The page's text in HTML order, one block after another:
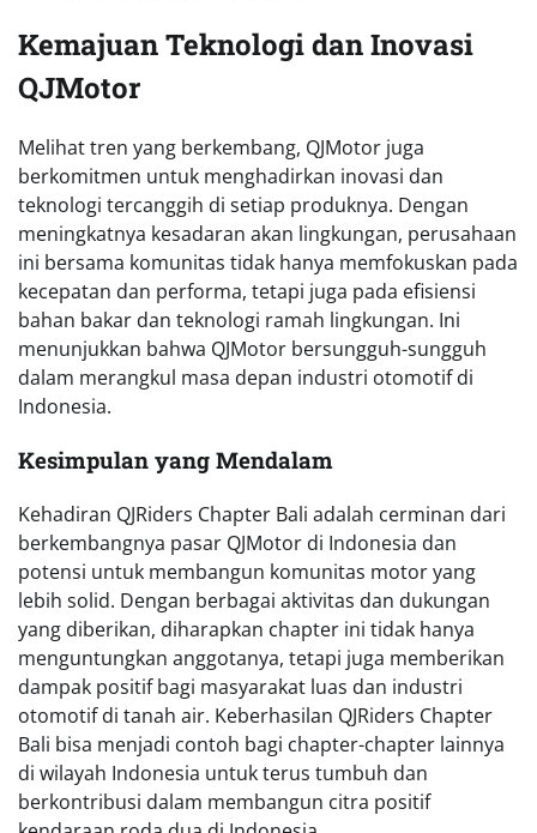
Kemajuan Teknologi dan Inovasi
QJMotor
Melihat tren yang berkembang, QJMotor juga
berkomitmen untuk menghadirkan inovasi dan
teknologi tercanggih di setiap produknya. Dengan
meningkatnya kesadaran akan lingkungan, perusahaan
ini bersama komunitas tidak hanya memfokuskan pada
kecepatan dan performa, tetapi juga pada efisiensi
bahan bakar dan teknologi ramah lingkungan. Ini
menunjukkan bahwa QJMotor bersungguh-sungguh
dalam merangkul masa depan industri otomotif di
Indonesia.
Kesimpulan yang Mendalam
Kehadiran QJRiders Chapter Bali adalah cerminan dari
berkembangnya pasar QJMotor di Indonesia dan
potensi untuk membangun komunitas motor yang
lebih solid. Dengan berbagai aktivitas dan dukungan
yang diberikan, diharapkan chapter ini tidak hanya
menguntungkan anggotanya, tetapi juga memberikan
dampak positif bagi masyarakat luas dan industri
otomotif di tanah air. Keberhasilan QJRiders Chapter
Bali bisa menjadi contoh bagi chapter-chapter lainnya
di wilayah Indonesia untuk terus tumbuh dan
berkontribusi dalam membangun citra positif